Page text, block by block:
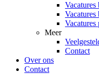
Vacatures
Vacatures
Meer
Contact
Over ons
Contact